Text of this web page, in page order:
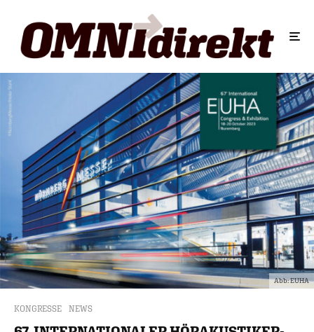
Abb: EUHA
KONGRESSE NEWS